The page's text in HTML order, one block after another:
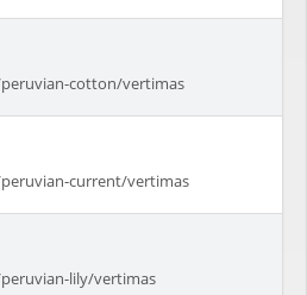
cotton/vertimas
current/vertimas
lily/vertimas